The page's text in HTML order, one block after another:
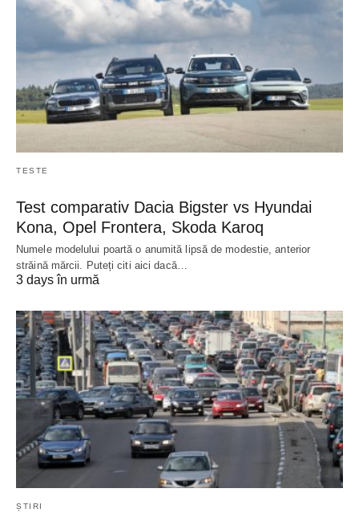
TESTE
Test comparativ Dacia Bigster vs Hyundai
Kona, Opel Frontera, Skoda Karoq
Numele modelului poartă o anumită lipsă de modestie, anterior
străină mărcii. Puteți citi aici dacă…
3 days în urmă
ȘTIRI